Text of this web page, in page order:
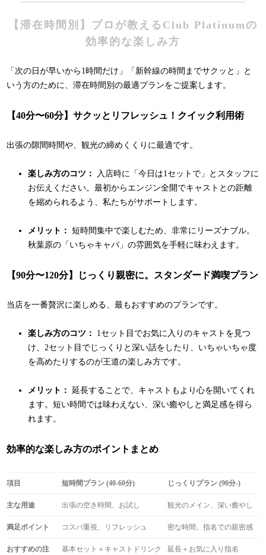
【滞在時間別】プロが教えるClub Platinumの
効率的な楽しみ方
「次の日が早いから1時間だけ」「新幹線の時間までサクッと」と
いう方のために、滞在時間別の最適プランをご提案します。
【40分〜60分】サクッとリフレッシュ！クイック利用術
出張の隙間時間や、観光の締めくくりに最適です。
楽しみ方のコツ：
入店時に「今日は1セットで」とスタッフに
お伝えください。最初からエンジン全開でキャストとの距離
を縮められるよう、私たちがサポートします。
メリット： 短時間集中で楽しむため、非常にリーズナブル。
秋葉原の「いちゃキャバ」の雰囲気を手軽に味わえます。
【90分〜120分】じっくり親密に。スタンダード満喫プラン
当店を一番贅沢に楽しめる、最もおすすめのプランです。
楽しみ方のコツ：
1セット目でお気に入りのキャストを見つ
け、2セット目でじっくりと深い話をしたり、いちゃいちゃ度
を高めたりするのが王道の楽しみ方です。
メリット： 延長することで、キャストもより心を開いてくれ
ます。短い時間では味わえない、深い癒やしと満足感を得ら
れます。
効率的な楽しみ方のポイントまとめ
項目 短時間プラン (40-60分) じっくりプラン (90分-)
主な用途 出張の空き時間、お試し 観光のメイン、深い癒やし
満足ポイント コスパ重視、リフレッシュ 密な時間、指名での親密感
おすすめの注 基本セット＋キャストドリンク 延長＋お気に入り指名